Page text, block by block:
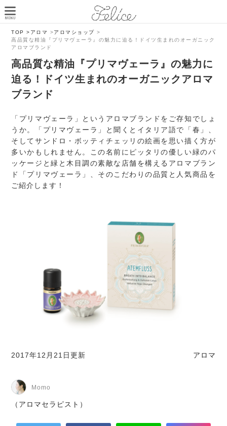
TOP > アロマ >アロマショップ >
高品質な精油『プリマヴェーラ』の魅力に迫る！ドイツ生まれのオーガニック
アロマブランド
高品質な精油『プリマヴェーラ』の魅力に
迫る！ドイツ生まれのオーガニックアロマ
ブランド
「プリマヴェーラ」というアロマブランドをご存知でしょ
うか。「プリマヴェーラ」と聞くとイタリア語で「春」、
そしてサンドロ・ボッティチェッリの絵画を思い描く方が
多いかもしれません。この名前にピッタリの優しい緑のパ
ッケージと緑と木目調の素敵な店舗を構えるアロマブラン
ド「プリマヴェーラ」、そのこだわりの品質と人気商品を
ご紹介します！
2017年12月21日更新 アロマ
Momo
（アロマセラピスト）